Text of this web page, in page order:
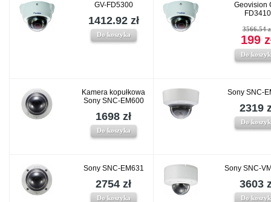
GV-FD5300
1412.92 zł
Do koszyka
Geovision
FD3410
3566.54
199
Do
Kamera kopułkowa
Sony SNC-EM600
1698 zł
Do koszyka
Sony SNC-
2319
Do
Sony SNC-EM631
2754 zł
Do koszyka
Sony SNC-
3603
Do